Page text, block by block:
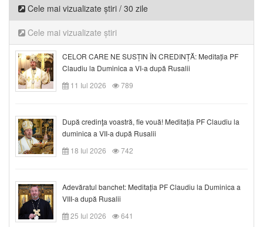
Cele mai vizualizate știri / 30 zile
Cele mai vizualizate știri
CELOR CARE NE SUSȚIN ÎN CREDINȚĂ: Meditația PF
Claudiu la Duminica a VI-a după Rusalii
11 Iul 2026
789
După credinţa voastră, fie vouă! Meditația PF Claudiu la
duminica a VII-a după Rusalii
18 Iul 2026
742
Adevăratul banchet: Meditația PF Claudiu la Duminica a
VIII-a după Rusalii
25 Iul 2026
641